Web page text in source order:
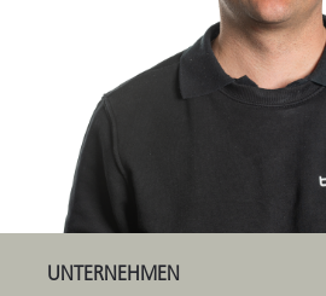
UNTERNEHMEN